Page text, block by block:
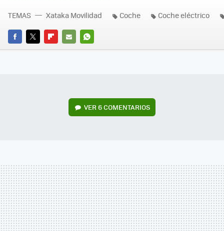
FACEBOOK
TWITTERFLIPBOARD
E-
WHATSAPP
TEMAS Xataka Movilidad Coche Coche eléctrico
VER 6 COMENTARIOS